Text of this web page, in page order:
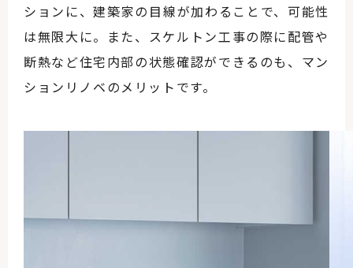
ションに、建築家の目線が加わることで、可能性
は無限大に。また、スケルトン工事の際に配管や
断熱など住宅内部の状態確認ができるのも、マン
ションリノベのメリットです。